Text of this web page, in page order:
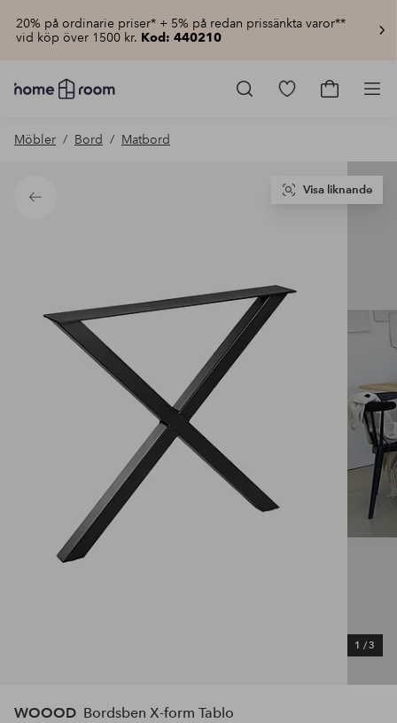
20% på ordinarie priser* + 5% på redan prissänkta varor**
vid köp över 1500 kr. Kod: 440210
Homeroom
–
hemmet
pris
Gå
Gå
Möbler Bord Matbord
Tillbaka
1 /3
Visa liknande
WOOOD Bordsben X-form Tablo